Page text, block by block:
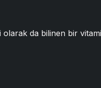
da bilinen bir